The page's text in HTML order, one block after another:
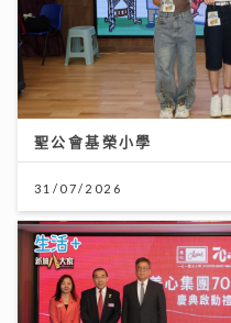
聖公會基榮小學
31/07/2026